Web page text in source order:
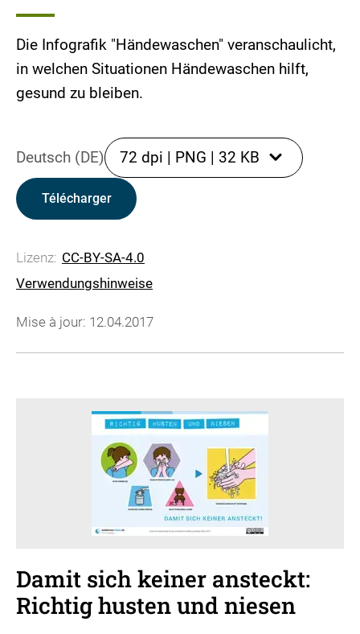
Die Infografik "Händewaschen" veranschaulicht,
in welchen Situationen Händewaschen hilft,
gesund zu bleiben.
Deutsch (DE) 72 dpi | PNG | 32 KB
Télécharger
Lizenz: CC-BY-SA-4.0
Verwendungshinweise
Mise à jour: 12.04.2017
Damit sich keiner ansteckt:
Richtig husten und niesen